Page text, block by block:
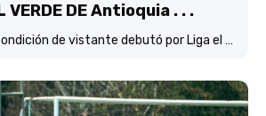
VERDE DE Antioquia . . .
Con goleada y en condición de vistante debutó por Liga el verde de Lucas González frente a Jaguares de Córdoba.